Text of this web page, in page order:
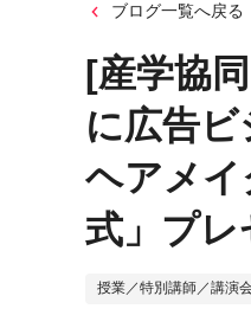
ブログ一覧へ戻る
[産学協
に広告
ヘアメイ
式」プレ
授業／特別講師／講演